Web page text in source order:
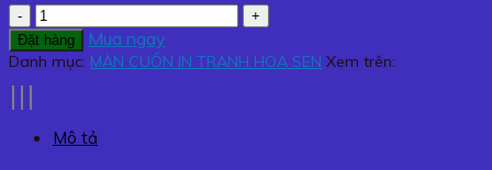
Màn
cuốn
in
HS-
Đặt hàng Mua ngay
Danh mục: MÀN CUỐN IN TRANH HOA SEN Xem trên:
Mô tả